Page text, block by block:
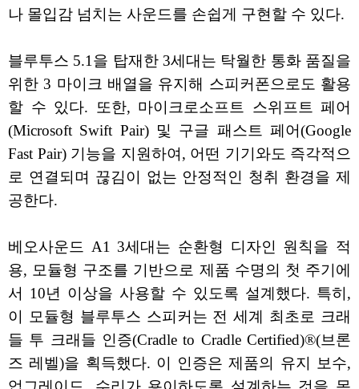
나 몰입감 넘치는 사운드를 손쉽게 구현할 수 있다.
블루투스 5.1을 탑재한 3세대는 탁월한 통화 품질을
위한 3 마이크 배열을 유지해 스피커폰으로도 활용
할 수 있다. 또한, 마이크로소프트 스위프트 페어
(Microsoft Swift Pair) 및 구글 패스트 페어(Google
Fast Pair) 기능을 지원하여, 어떤 기기와도 즉각적으
로 연결되며 끊김이 없는 안정적인 청취 환경을 제
공한다.
베오사운드 A1 3세대는 순환형 디자인 원칙을 적
용, 모듈형 구조를 기반으로 제품 수명의 첫 주기에
서 10년 이상을 사용할 수 있도록 설계했다. 특히,
이 모듈형 블루투스 스피커는 전 세계 최초로 크래
들 투 크래들 인증(Cradle to Cradle Certified)®(브론
즈 레벨)을 획득했다. 이 인증은 제품의 유지 보수,